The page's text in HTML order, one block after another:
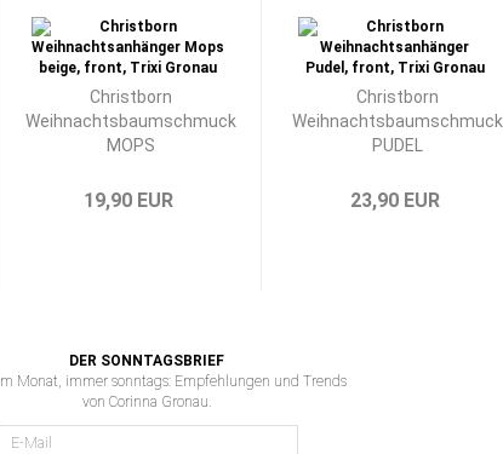
Christborn
Weihnachtsbaumschmuck
MOPS
19,90 EUR
Christborn
Weihnachtsbaumschmuck
PUDEL
23,90 EUR
DER SONNTAGSBRIEF
Monat, immer sonntags: Empfehlungen und Trends
von Corinna Gronau.